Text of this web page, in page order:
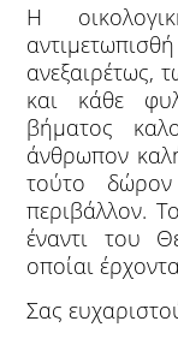
Η
ανεξαιρέτως,
και κάθε
βήματος
άνθρωπον
τούτο
περιβάλλον.
έναντι του
οποίαι
Σας